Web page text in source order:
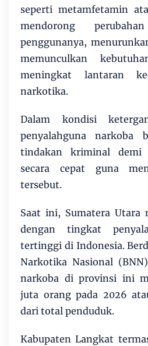
seperti metamfetamin
mendorong
penggunanya,
memunculkan
meningkat lantaran
narkotika.
Dalam kondisi
penyalahguna narkoba
tindakan kriminal demi
secara cepat guna
tersebut.
Saat ini, Sumatera Utara
dengan tingkat
tertinggi di Indonesia.
Narkotika Nasional
narkoba di provinsi ini
juta orang pada 2026
dari total penduduk.
Kabupaten Langkat